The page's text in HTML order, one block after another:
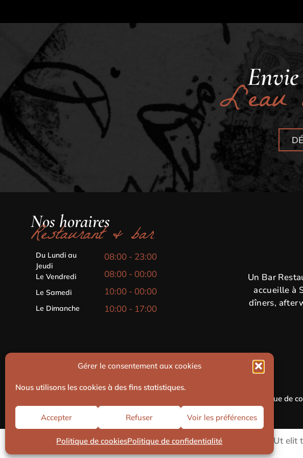
Gérer le consentement aux cookies
Nous utilisons les cookies à des fins statistiques.
Accepter Refuser Voir les préférences
Politique de cookiesPolitique de confidentialité
Nos horaires
Restaurant & bar
Du Lundi au
Jeudi
Le Vendredi
Le Samedi
Le Dimanche
08:00 - 23:00
08:00 - 00:00
10:00 - 00:00
10:00 - 17:00
Un Bar
accueille à
dîners,
Politique de
Lorem ipsum dolor sit amet, consectetur adipiscing elit. Ut